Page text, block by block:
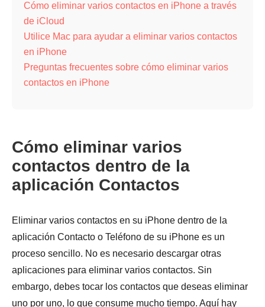
Cómo eliminar varios contactos en iPhone a través
de iCloud
Utilice Mac para ayudar a eliminar varios contactos
en iPhone
Preguntas frecuentes sobre cómo eliminar varios
contactos en iPhone
Cómo eliminar varios
contactos dentro de la
aplicación Contactos
Eliminar varios contactos en su iPhone dentro de la
aplicación Contacto o Teléfono de su iPhone es un
proceso sencillo. No es necesario descargar otras
aplicaciones para eliminar varios contactos. Sin
embargo, debes tocar los contactos que deseas eliminar
uno por uno, lo que consume mucho tiempo. Aquí hay